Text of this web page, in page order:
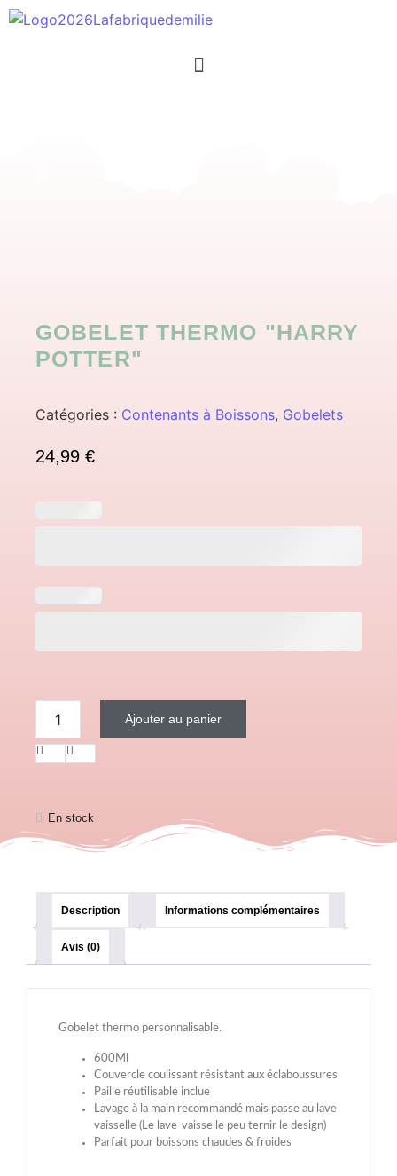
GOBELET THERMO "HARRY
POTTER"
Catégories : Contenants à Boissons, Gobelets
24,99 €
Ajouter au panier
En stock
Description Informations complémentaires
Avis (0)
Gobelet thermo personnalisable.
600Ml
Couvercle coulissant résistant aux éclaboussures
Paille réutilisable inclue
Lavage à la main recommandé mais passe au lave
vaisselle (Le lave-vaisselle peu ternir le design)
Parfait pour boissons chaudes & froides